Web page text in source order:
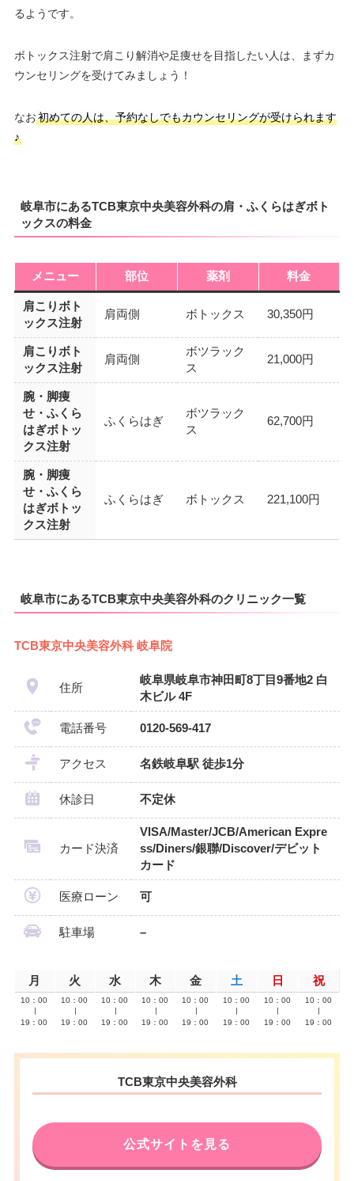
るようです。
ボトックス注射で肩こり解消や足痩せを目指したい人は、まずカ
ウンセリングを受けてみましょう！
なお初めての人は、予約なしでもカウンセリングが受けられます
♪
岐阜市にあるTCB東京中央美容外科の肩・ふくらはぎボト
ックスの料金
メニュー 部位 薬剤 料金
肩こりボト
ックス注射
肩両側 ボトックス 30,350円
肩こりボト
ックス注射
肩両側
ボツラック
ス
21,000円
腕・脚痩
せ・ふくら
はぎボトッ
クス注射
ふくらはぎ
ボツラック
ス
62,700円
腕・脚痩
せ・ふくら
はぎボトッ
クス注射
ふくらはぎ ボトックス 221,100円
岐阜市にあるTCB東京中央美容外科のクリニック一覧
TCB東京中央美容外科 岐阜院
住所
岐阜県岐阜市神田町8丁目9番地2 白
木ビル 4F
電話番号 0120-569-417
アクセス 名鉄岐阜駅 徒歩1分
休診日 不定休
カード決済
VISA/Master/JCB/American Expre
ss/Diners/銀聯/Discover/デビット
カード
医療ローン 可
駐車場 –
月 火 水 木 金 土 日 祝
10：00
19：00
10：00
19：00
10：00
19：00
10：00
19：00
10：00
19：00
10：00
19：00
10：00
19：00
10：00
19：00
TCB東京中央美容外科
公式サイトを見る